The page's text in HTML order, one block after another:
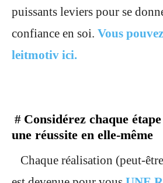
puissants leviers pour se
confiance en soi. Vous
leitmotiv ici.
# Considérez chaque
une réussite en elle-même
Chaque réalisation (peut-